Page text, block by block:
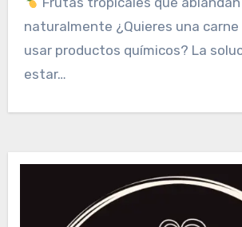
naturalmente ¿Quieres una
usar productos químicos? La
estar…